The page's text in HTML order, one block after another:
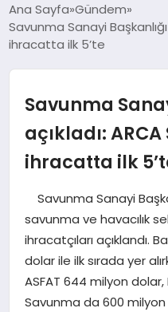
DÜNYA
MAGAZIN
SAĞLIK
SIYASET
SPOR
Ana Sayfa Gündem
Savunma Sanayi
ihracatta ilk 5’te
Savunma
açıkladı:
ihracatta ilk
Savunma Sanayi
savunma ve havacılık
ihracatçıları açıklandı.
dolar ile ilk sırada yer
ASFAT 644 milyon dolar,
Savunma da 600